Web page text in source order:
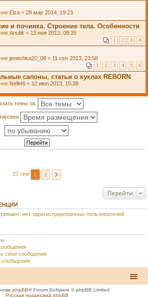
Elza « 28 мар 2014, 19:23
и починка. Строение тела. Особенности
Anutik « 13 ноя 2013, 09:35
1 2 3 4
jenechka20_08 « 11 сен 2013, 23:58
1 2 3 4 5 6
салоны, статьи о куклах REBORN
Nelli46 « 12 июл 2013, 15:38
темы за:
37 тем 1 2
Перейти
нет зарегистрированных пользователей
свои сообщения
сообщения
phpBB® Forum Software © phpBB Limited
Русская поддержка phpBB